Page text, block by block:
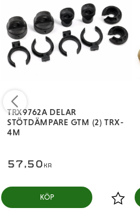
TRX9762A DELAR
STÖTDÄMPARE GTM (2) TRX-
4M
57,50 KR
KÖP